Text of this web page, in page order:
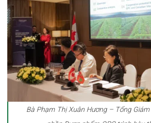
Bà Phạm Thị Xuân Hương – Tổng